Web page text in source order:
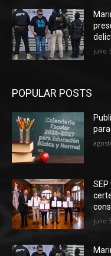
julio
POPULAR POSTS
julio